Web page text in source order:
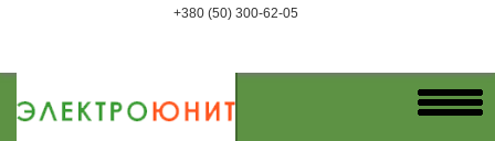
+380 (50) 300-62-05